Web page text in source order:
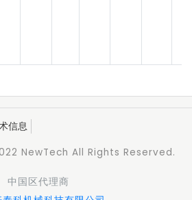
信息
NewTech All Rights Reserved.
中国区代理商